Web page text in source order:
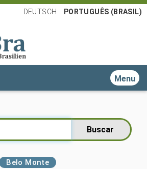
DEUTSCH PORTUGUÊS (BRASIL)
Toggle
Belo Monte